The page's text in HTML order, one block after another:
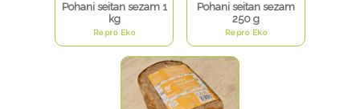
Pohani seitan sezam 1
kg
Repro Eko
Pohani seitan sezam
250 g
Repro Eko